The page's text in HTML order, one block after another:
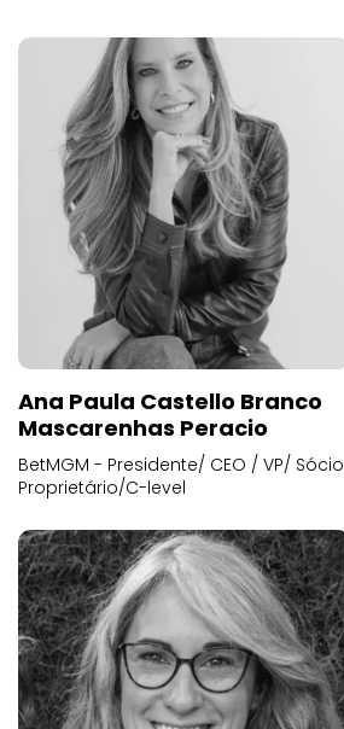
Ana Paula Castello Branco
Mascarenhas Peracio
BetMGM - Presidente/ CEO / VP/ Sócio
Proprietário/C-level